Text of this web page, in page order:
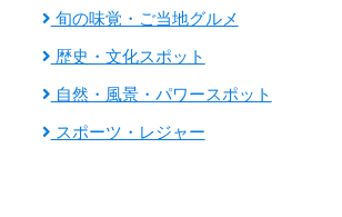
旬の味覚・ご当地グルメ
歴史・文化スポット
自然・風景・パワースポット
スポーツ・レジャー